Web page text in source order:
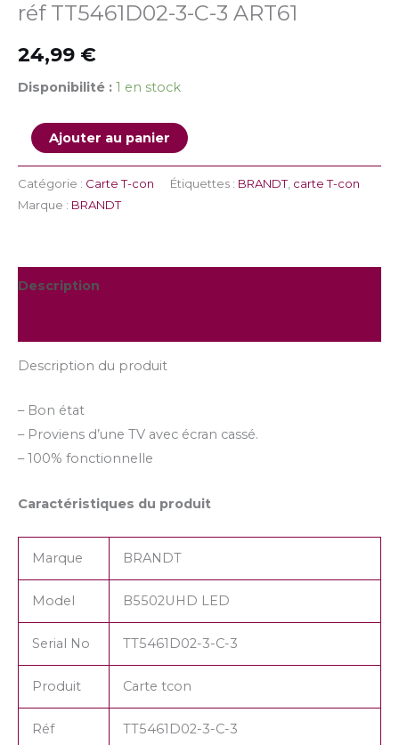
réf TT5461D02-3-C-3 ART61
24,99 €
Disponibilité : 1 en stock
Ajouter au panier
Catégorie : Carte T-con Étiquettes : BRANDT, carte T-con
Marque : BRANDT
Description
Description du produit
– Bon état
– Proviens d’une TV avec écran cassé.
– 100% fonctionnelle
Caractéristiques du produit
Marque BRANDT
Model B5502UHD LED
Serial No TT5461D02-3-C-3
Produit Carte tcon
Réf TT5461D02-3-C-3